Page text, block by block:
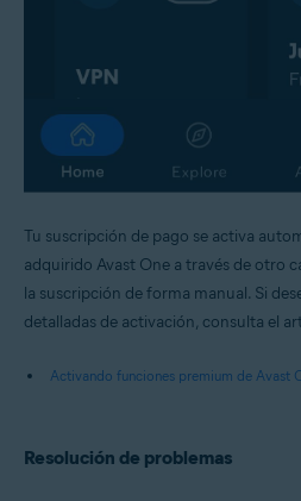
Tu suscripción de pago se activa
adquirido Avast One a través de otro
la suscripción de forma manual. Si
detalladas de activación, consulta el
Activando funciones premium de Avast
Resolución de problemas